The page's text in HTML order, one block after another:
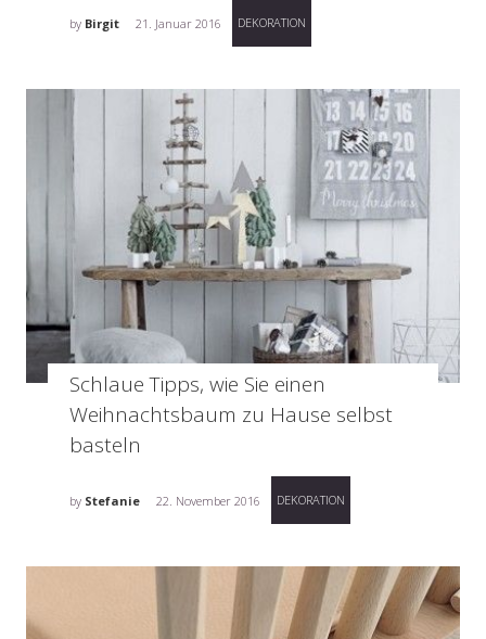
by Birgit 21. Januar 2016 DEKORATION
Schlaue Tipps, wie Sie einen
Weihnachtsbaum zu Hause selbst
basteln
by Stefanie 22. November 2016 DEKORATION